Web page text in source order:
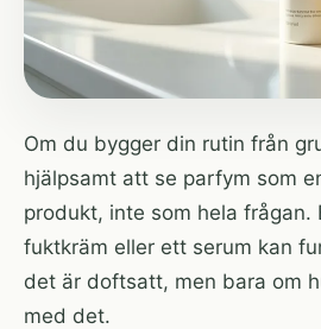
Om du bygger din rutin från
hjälpsamt att se parfym som
produkt, inte som hela frågan.
fuktkräm eller ett serum kan
det är doftsatt, men bara om
med det.